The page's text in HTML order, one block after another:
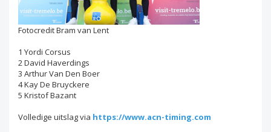
Fotocredit Bram van Lent
1 Yordi Corsus
2 David Haverdings
3 Arthur Van Den Boer
4 Kay De Bruyckere
5 Kristof Bazant
Volledige uitslag via https://www.acn-timing.com